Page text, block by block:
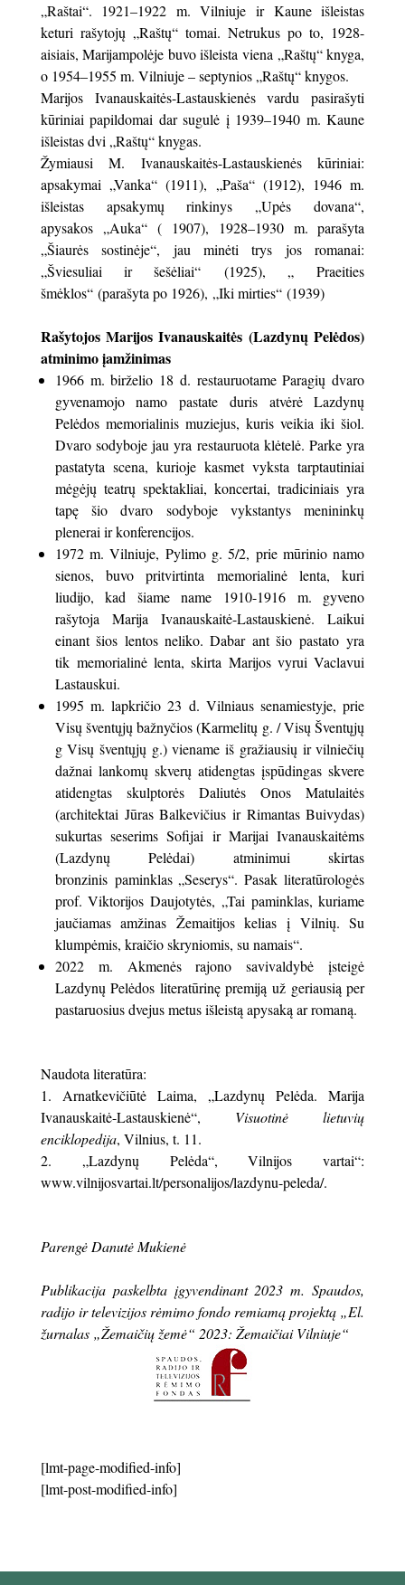
„Raštai“. 1921–1922 m. Vilniuje ir Kaune išleistas
keturi rašytojų „Raštų“ tomai. Netrukus po to, 1928-
aisiais, Marijampolėje buvo išleista viena „Raštų“ knyga,
o 1954–1955 m. Vilniuje – septynios „Raštų“ knygos.
Marijos Ivanauskaitės-Lastauskienės vardu pasirašyti
kūriniai papildomai dar sugulė į 1939–1940 m. Kaune
išleistas dvi „Raštų“ knygas.
Žymiausi M. Ivanauskaitės-Lastauskienės kūriniai:
apsakymai „Vanka“ (1911), „Paša“ (1912), 1946 m.
išleistas apsakymų rinkinys „Upės dovana“,
apysakos „Auka“ ( 1907), 1928–1930 m. parašyta
„Šiaurės sostinėje“, jau minėti trys jos romanai:
„Šviesuliai ir šešėliai“ (1925), „ Praeities
šmėklos“ (parašyta po 1926), „Iki mirties“ (1939)
Rašytojos Marijos Ivanauskaitės (Lazdynų Pelėdos)
atminimo įamžinimas
1966 m. birželio 18 d. restauruotame Paragių dvaro
gyvenamojo namo pastate duris atvėrė Lazdynų
Pelėdos memorialinis muziejus, kuris veikia iki šiol.
Dvaro sodyboje jau yra restauruota klėtelė. Parke yra
pastatyta scena, kurioje kasmet vyksta tarptautiniai
mėgėjų teatrų spektakliai, koncertai, tradiciniais yra
tapę šio dvaro sodyboje vykstantys menininkų
plenerai ir konferencijos.
1972 m. Vilniuje, Pylimo g. 5/2, prie mūrinio namo
sienos, buvo pritvirtinta memorialinė lenta, kuri
liudijo, kad šiame name 1910-1916 m. gyveno
rašytoja Marija Ivanauskaitė-Lastauskienė. Laikui
einant šios lentos neliko. Dabar ant šio pastato yra
tik memorialinė lenta, skirta Marijos vyrui Vaclavui
Lastauskui.
1995 m. lapkričio 23 d. Vilniaus senamiestyje, prie
Visų šventųjų bažnyčios (Karmelitų g. / Visų Šventųjų
g Visų šventųjų g.) viename iš gražiausių ir vilniečių
dažnai lankomų skverų atidengtas įspūdingas skvere
atidengtas skulptorės Daliutės Onos Matulaitės
(architektai Jūras Balkevičius ir Rimantas Buivydas)
sukurtas seserims Sofijai ir Marijai Ivanauskaitėms
(Lazdynų Pelėdai) atminimui skirtas
bronzinis paminklas „Seserys“. Pasak literatūrologės
prof. Viktorijos Daujotytės, „Tai paminklas, kuriame
jaučiamas amžinas Žemaitijos kelias į Vilnių. Su
klumpėmis, kraičio skryniomis, su namais“.
2022 m. Akmenės rajono savivaldybė įsteigė
Lazdynų Pelėdos literatūrinę premiją už geriausią per
pastaruosius dvejus metus išleistą apysaką ar romaną.
Naudota literatūra:
Arnatkevičiūtė Laima, „Lazdynų Pelėda. Marija
Ivanauskaitė-Lastauskienė“, Visuotinė lietuvių
enciklopedija, Vilnius, t. 11.
„Lazdynų Pelėda“, Vilnijos vartai“:
www.vilnijosvartai.lt/personalijos/lazdynu-peleda/.
Parengė Danutė Mukienė
Publikacija paskelbta įgyvendinant 2023 m. Spaudos,
radijo ir televizijos rėmimo fondo remiamą projektą „El.
žurnalas „Žemaičių žemė“ 2023: Žemaičiai Vilniuje“
[lmt-page-modified-info]
[lmt-post-modified-info]